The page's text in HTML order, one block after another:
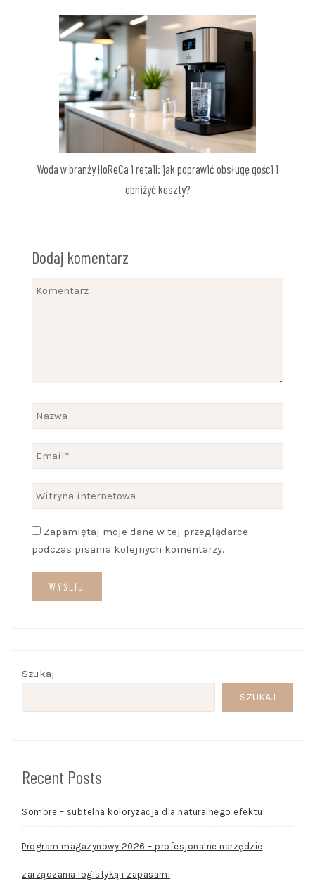
Woda w branży HoReCa i retail: jak poprawić obsługę gości i
obniżyć koszty?
Dodaj komentarz
Zapamiętaj moje dane w tej przeglądarce
podczas pisania kolejnych komentarzy.
Szukaj
SZUKAJ
Recent Posts
Sombre – subtelna koloryzacja dla naturalnego efektu
Program magazynowy 2026 – profesjonalne narzędzie
zarządzania logistyką i zapasami